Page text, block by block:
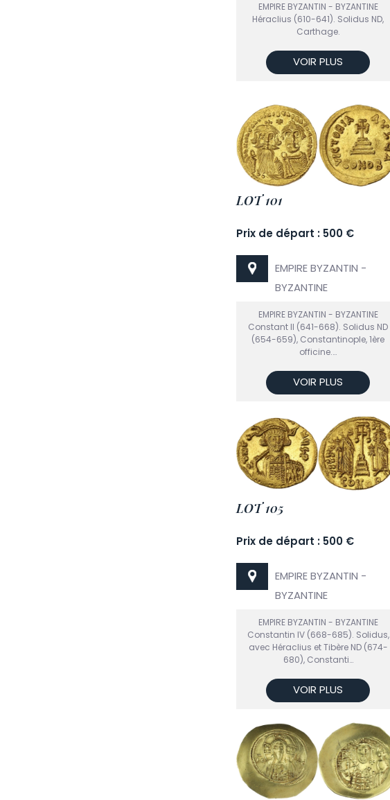
EMPIRE BYZANTIN - BYZANTINE
Héraclius (610-641). Solidus ND,
Carthage.
VOIR PLUS
LOT 101
Prix de départ : 500 €
EMPIRE BYZANTIN -
BYZANTINE
EMPIRE BYZANTIN - BYZANTINE
Constant II (641-668). Solidus ND
(654-659), Constantinople, 1ère
officine.…
VOIR PLUS
LOT 105
Prix de départ : 500 €
EMPIRE BYZANTIN -
BYZANTINE
EMPIRE BYZANTIN - BYZANTINE
Constantin IV (668-685). Solidus,
avec Héraclius et Tibère ND (674-
680), Constanti…
VOIR PLUS